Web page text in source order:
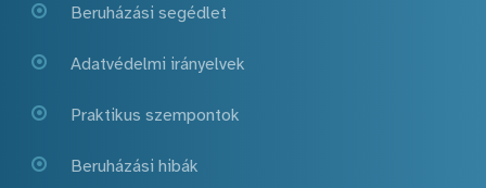
Beruházási segédlet
Adatvédelmi irányelvek
Praktikus szempontok
Beruházási hibák